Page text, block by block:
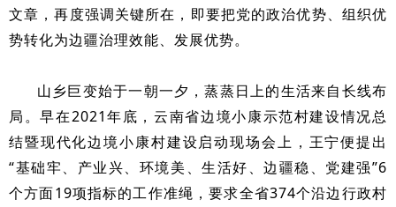
文章，再度强调关键所在，即要把党的政治优势、组织优
势转化为边疆治理效能、发展优势。
山乡巨变始于一朝一夕，蒸蒸日上的生活来自长线布
局。早在2021年底，云南省边境小康示范村建设情况总
结暨现代化边境小康村建设启动现场会上，王宁便提出
“基础牢、产业兴、环境美、生活好、边疆稳、党建强”6
个方面19项指标的工作准绳，要求全省374个沿边行政村